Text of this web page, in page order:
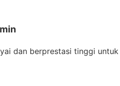
dan berprestasi tinggi untuk